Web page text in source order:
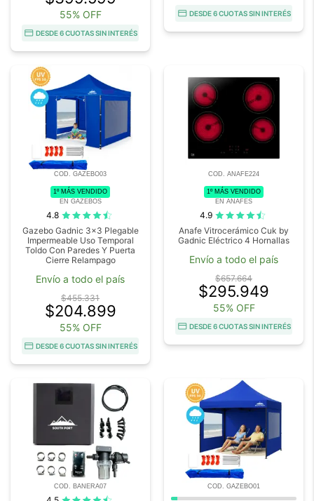
55% OFF
DESDE 6 CUOTAS SIN INTERÉS
DESDE 6 CUOTAS SIN INTERÉS
COD. GAZEBO03
1º MÁS VENDIDO
EN GAZEBOS
4.8
Gazebo Gadnic 3x3 Plegable
Impermeable Uso Temporal
Toldo Con Paredes Y Puerta
Cierre Relampago
Envío a todo el país
$455.331
$204.899
55% OFF
DESDE 6 CUOTAS SIN INTERÉS
COD. ANAFE224
1º MÁS VENDIDO
EN ANAFES
4.9
Anafe Vitrocerámico Cuk by
Gadnic Eléctrico 4 Hornallas
Envío a todo el país
$657.664
$295.949
55% OFF
DESDE 6 CUOTAS SIN INTERÉS
COD. BANERA07 COD. GAZEBO01